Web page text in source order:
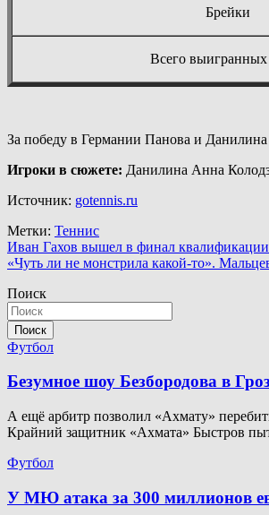
Брейки
Всего выигранных
За победу в Германии Панова и
Игроки в сюжете: Данилина Анна
Источник: gotennis.ru
Метки: Теннис
Навигация
по
записям
Иван Гахов вышел в финал
«Чуть ли не монстрила какой-то».
Поиск
Поиск
Футбол
Безумное шоу Безбородова в
А ещё арбитр позволил «Ахмату»
Крайний защитник «Ахмата» Быстров
Футбол
У МЮ атака за 300 миллионов